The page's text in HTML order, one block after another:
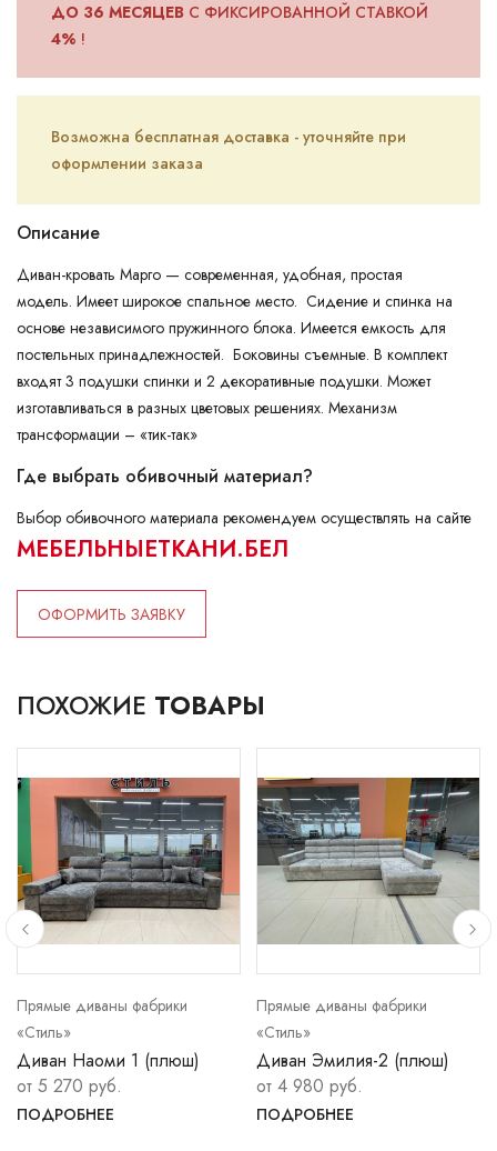
ДО 36 МЕСЯЦЕВ С ФИКСИРОВАННОЙ СТАВКОЙ
4% !
Возможна бесплатная доставка - уточняйте при
оформлении заказа
Описание
Диван-кровать Марго — современная, удобная, простая
модель. Имеет широкое спальное место. Сидение и спинка на
основе независимого пружинного блока. Имеется емкость для
постельных принадлежностей. Боковины съемные. В комплект
входят 3 подушки спинки и 2 декоративные подушки. Может
изготавливаться в разных цветовых решениях. Механизм
трансформации – «тик-так»
Где выбрать обивочный материал?
Выбор обивочного материала рекомендуем осуществлять на сайте
МЕБЕЛЬНЫЕТКАНИ.БЕЛ
ОФОРМИТЬ ЗАЯВКУ
ПОХОЖИЕ ТОВАРЫ
Прямые диваны фабрики
«Стиль»
Диван Наоми 1 (плюш)
от 5 270 руб.
ПОДРОБНЕЕ
Прямые диваны фабрики
«Стиль»
Диван Эмилия-2 (плюш)
от 4 980 руб.
ПОДРОБНЕЕ